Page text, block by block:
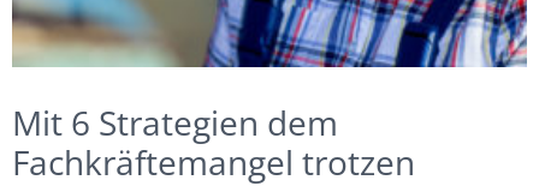
Mit 6 Strategien dem
Fachkräftemangel trotzen